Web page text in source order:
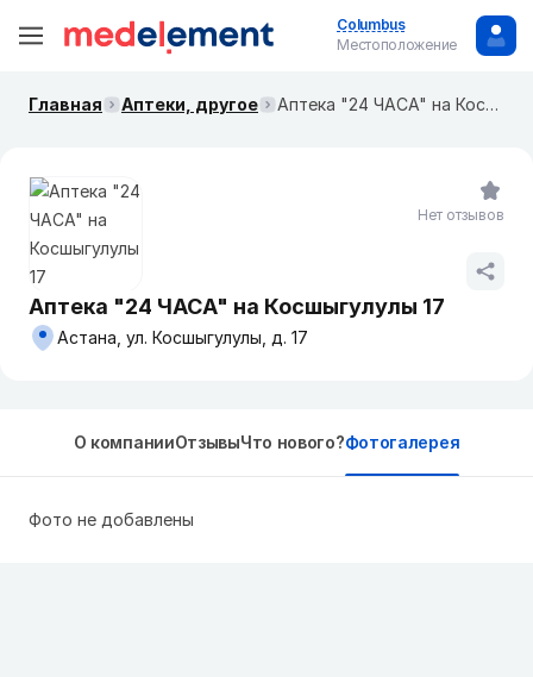
Columbus
Местоположение
Главная Аптеки, другое Аптека "24 ЧАСА" на Косшыгулулы 17
Аптека "24 ЧАСА" на Косшыгулулы 17
Астана, ул. Косшыгулулы, д. 17
Нет отзывов
О компанииОтзывыЧто нового?Фотогалерея
Фото не добавлены